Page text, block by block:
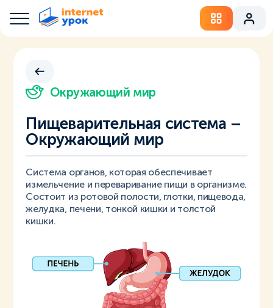
Окружающий мир
Пищеварительная система –
Окружающий мир
Система органов, которая обеспечивает
измельчение и переваривание пищи в организме.
Состоит из ротовой полости, глотки, пищевода,
желудка, печени, тонкой кишки и толстой
кишки.